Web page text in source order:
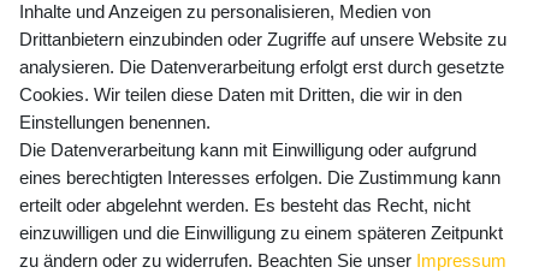
Preisangaben inkl. gesetzl. MwSt. und zzgl. Service- und
Versandkosten
Newsletter Anmeldung - Keine Angebote
mehr verpassen!
E-MAIL **
Newsletter
Honig
Inhalte und Anzeigen zu personalisieren, Medien von
Drittanbietern einzubinden oder Zugriffe auf unsere Website zu
analysieren. Die Datenverarbeitung erfolgt erst durch gesetzte
Cookies. Wir teilen diese Daten mit Dritten, die wir in den
Einstellungen benennen.
Die Datenverarbeitung kann mit Einwilligung oder aufgrund
eines berechtigten Interesses erfolgen. Die Zustimmung kann
erteilt oder abgelehnt werden. Es besteht das Recht, nicht
einzuwilligen und die Einwilligung zu einem späteren Zeitpunkt
zu ändern oder zu widerrufen. Beachten Sie unser Impressum